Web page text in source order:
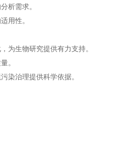
析需求。
用性。
生物研究提供有力支持。
。
染治理提供科学依据。